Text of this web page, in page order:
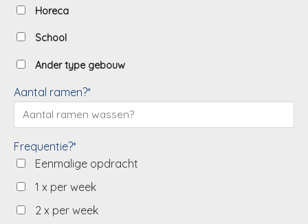
Horeca
School
Ander type gebouw
Aantal ramen?*
Frequentie?*
Eenmalige opdracht
1 x per week
2 x per week